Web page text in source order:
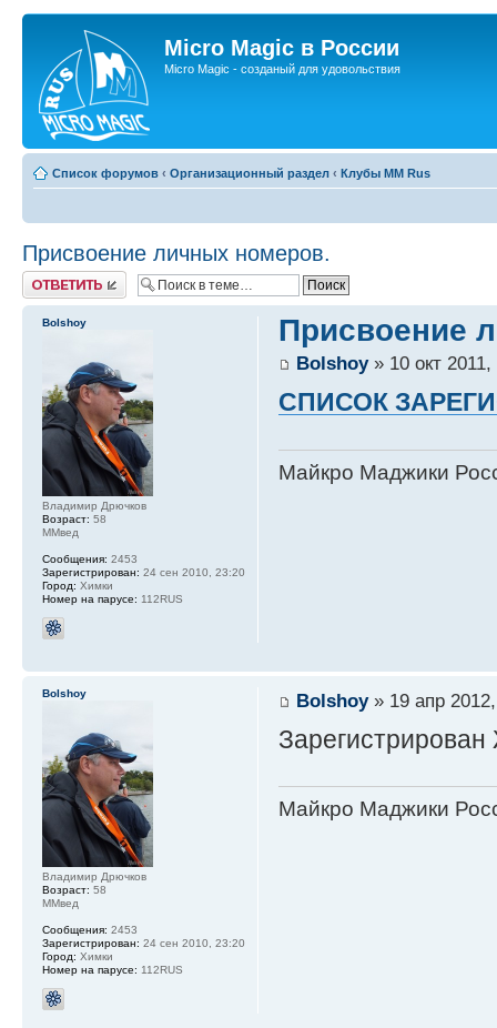
Micro Magic в России
Micro Magic - созданый для удовольствия
Список форумов ‹ Организационный раздел ‹ Клубы MM Rus
Присвоение личных номеров.
Ответить
Присвоение
Bolshoy» 10 окт 2011,
СПИСОК
Майкро Маджики
Bolshoy
Владимир Дрючков
Возраст: 58
ММвед
Сообщения: 2453
Зарегистрирован: 24 сен 2010, 23:20
Город: Химки
Номер на парусе: 112RUS
Bolshoy» 19 апр
Майкро Маджики
Bolshoy
Владимир Дрючков
Возраст: 58
ММвед
Сообщения: 2453
Зарегистрирован: 24 сен 2010, 23:20
Город: Химки
Номер на парусе: 112RUS